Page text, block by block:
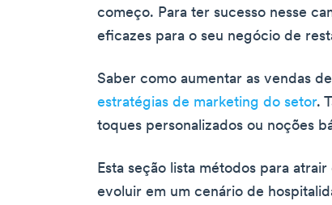
começo. Para ter sucesso nesse
eficazes para o seu negócio de
Saber como aumentar as vendas
estratégias de marketing do setor.
toques personalizados ou noções
Esta seção lista métodos para
evoluir em um cenário de